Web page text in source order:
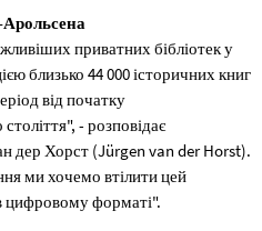
приватних бібліотек у
близько 44 000 історичних книг
від початку
- розповідає
дер Хорст (Jürgen van der Horst).
ми хочемо втілити цей
цифровому форматі".